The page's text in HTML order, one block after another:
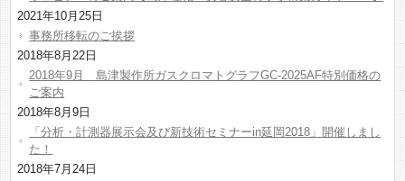
2021年10月25日
事務所移転のご挨拶
2018年8月22日
2018年9月 島津製作所ガスクロマトグラフGC-2025AF特別価格の
ご案内
2018年8月9日
「分析・計測器展示会及び新技術セミナーin延岡2018」開催しまし
た！
2018年7月24日